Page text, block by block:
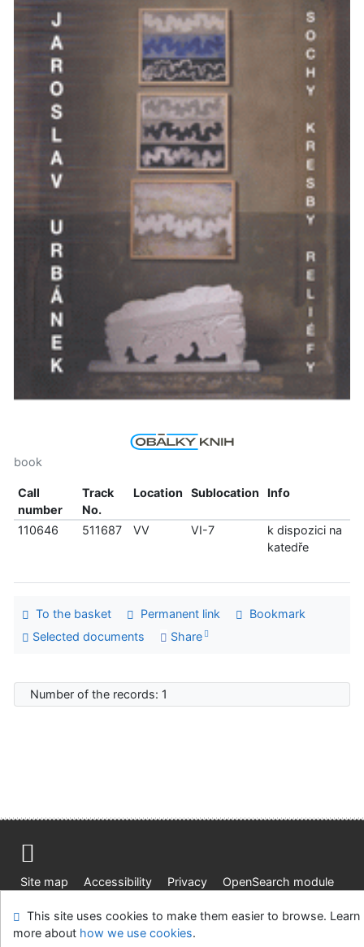
book
Call
number
Track
No.
Location Sublocation Info
110646 511687 VV VI-7
k dispozici na
katedře
To the basket Permanent link
Bookmark
Selected documents
Share
Number of the records: 1
Site map Accessibility Privacy
OpenSearch module
Univerzitní knihovna - Univerzita Hradec Králové
This site uses cookies to make them easier to browse. Learn
more about how we use cookies.